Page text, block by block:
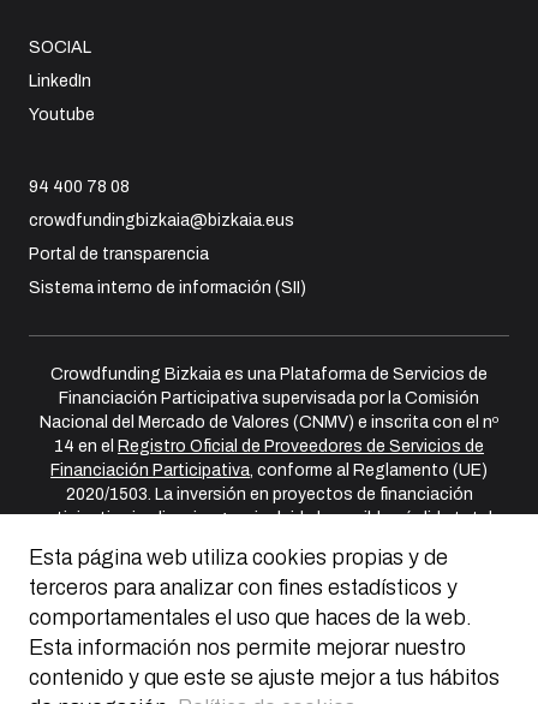
SOCIAL
LinkedIn
Youtube
94 400 78 08
crowdfundingbizkaia@bizkaia.eus
Portal de transparencia
Sistema interno de información (SII)
Crowdfunding Bizkaia es una Plataforma de Servicios de
Financiación Participativa supervisada por la Comisión
Nacional del Mercado de Valores (CNMV) e inscrita con el nº
14 en el Registro Oficial de Proveedores de Servicios de
Financiación Participativa , conforme al Reglamento (UE)
2020/1503. La inversión en proyectos de financiación
participativa implica riesgos, incluida la posible pérdida total o
cubiertas por sistemas de garantía de depósitos ni por
fondos de garantía de inversores.
Advertencia de riesgos
Política de reclamaciones
Política de Conflictos de interés
Esta página web utiliza cookies propias y de
terceros para analizar con fines estadísticos y
comportamentales el uso que haces de la web.
Esta información nos permite mejorar nuestro
contenido y que este se ajuste mejor a tus hábitos